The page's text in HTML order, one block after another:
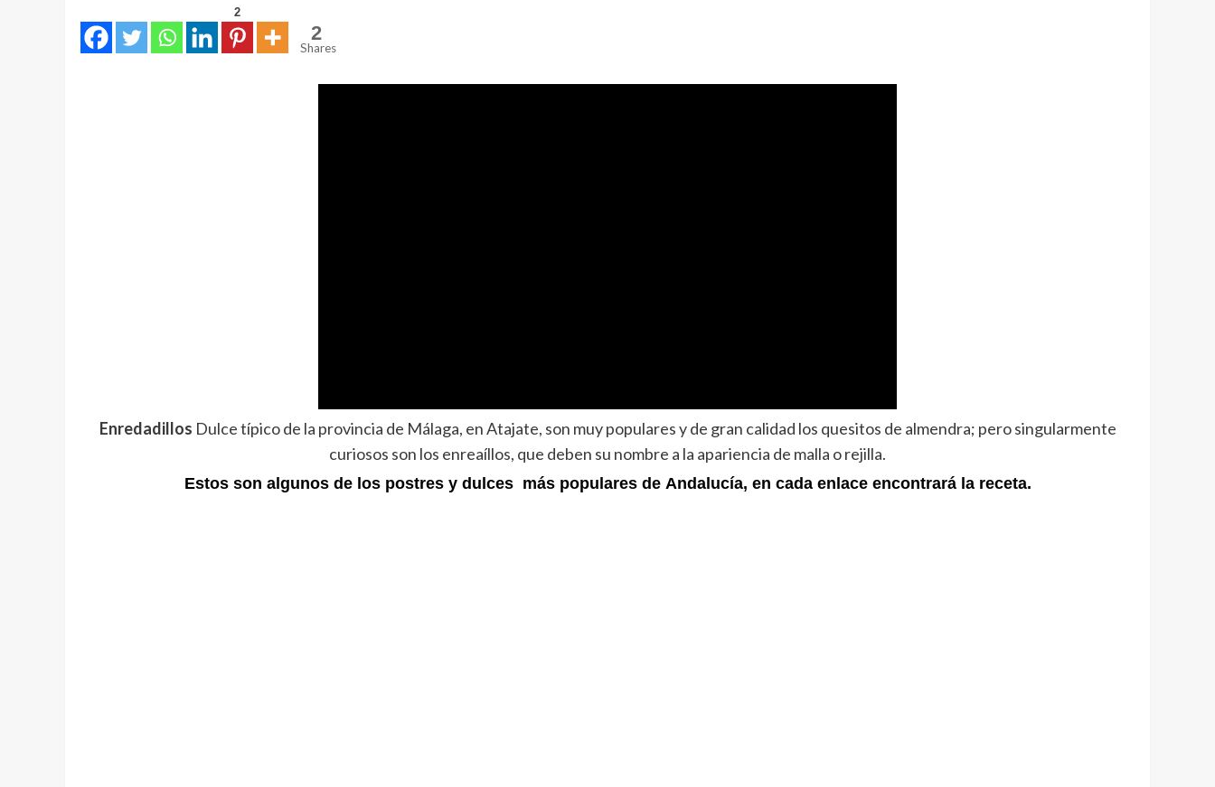
2
2
Shares
Enredadillos Dulce típico de la provincia de Málaga, en Atajate, son muy populares y de gran calidad los quesitos de almendra; pero singularmente
curiosos son los enreaíllos, que deben su nombre a la apariencia de malla o rejilla.
Estos son algunos de los postres y dulces más populares de Andalucía, en cada enlace encontrará la receta.